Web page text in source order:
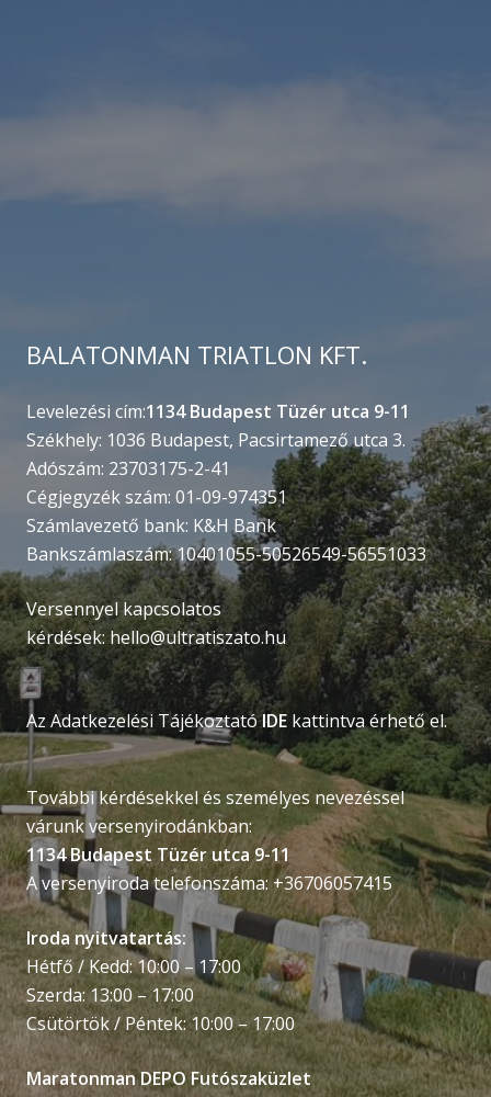
BALATONMAN TRIATLON KFT.
Levelezési cím:1134 Budapest Tüzér utca 9-11
Székhely: 1036 Budapest, Pacsirtamező utca 3.
Adószám: 23703175-2-41
Cégjegyzék szám: 01-09-974351
Számlavezető bank: K&H Bank
Bankszámlaszám: 10401055-50526549-56551033
Versennyel kapcsolatos
kérdések: hello@ultratiszato.hu
Az Adatkezelési TájékoztatóIDE kattintva érhető el.
További kérdésekkel és személyes nevezéssel
várunk versenyirodánkban:
1134 Budapest Tüzér utca 9-11
A versenyiroda telefonszáma: +36706057415
Iroda nyitvatartás:
Hétfő / Kedd: 10:00 – 17:00
Szerda: 13:00 – 17:00
Csütörtök / Péntek: 10:00 – 17:00
Maratonman DEPO Futószaküzlet